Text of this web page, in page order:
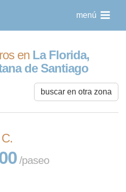
menú
en La Florida,
de Santiago
buscar en otra zona
/paseo